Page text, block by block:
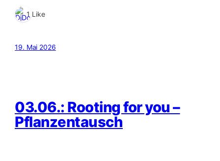
1 Like
19. Mai 2026
03.06.: Rooting for you –
Pflanzentausch